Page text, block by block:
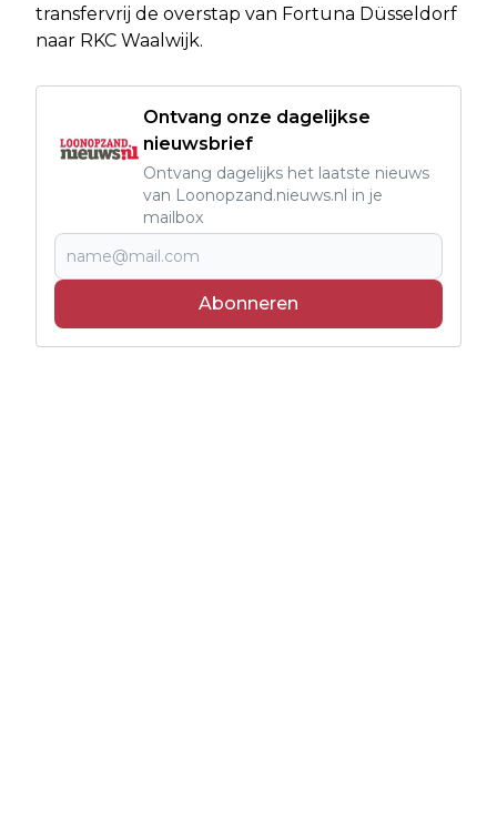
transfervrij de overstap van Fortuna Düsseldorf
naar RKC Waalwijk.
Ontvang onze dagelijkse
nieuwsbrief
Ontvang dagelijks het laatste nieuws
van Loonopzand.nieuws.nl in je
mailbox
Abonneren